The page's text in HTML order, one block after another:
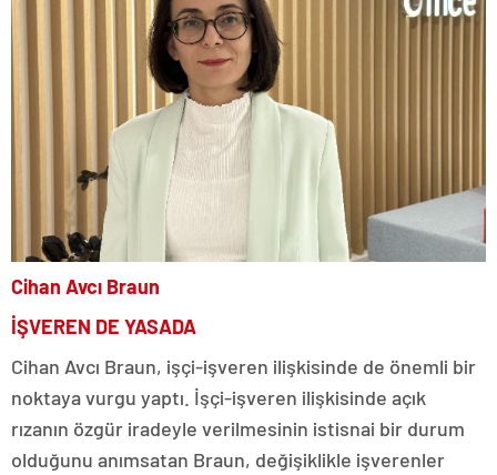
Cihan Avcı Braun
İŞVEREN DE YASADA
Cihan Avcı Braun, işçi-işveren ilişkisinde de önemli bir
noktaya vurgu yaptı. İşçi-işveren ilişkisinde açık
rızanın özgür iradeyle verilmesinin istisnai bir durum
olduğunu anımsatan Braun, değişiklikle işverenler